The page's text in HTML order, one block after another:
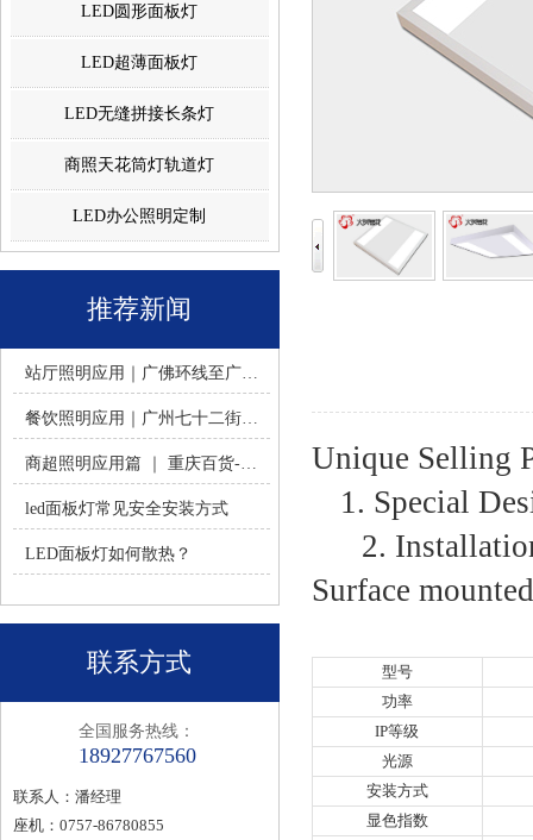
LED圆形面板灯
LED超薄面板灯
LED无缝拼接长条灯
商照天花筒灯轨道灯
LED办公照明定制
推荐新闻
站厅照明应用｜广佛环线至广州南站 -佛山火树银花照明
餐饮照明应用｜广州七十二街道餐饮连锁-佛山火树银花照明
商超照明应用篇 ｜ 重庆百货-佛山火树银花照明合作历程
led面板灯常见安全安装方式
LED面板灯如何散热？
联系方式
全国服务热线：
18927767560
联系人：潘经理
座机：0757-86780855
Unique Selling
1. Special
2. Installation
Surface
型号
功率
IP等级
光源
安装方式
显色指数